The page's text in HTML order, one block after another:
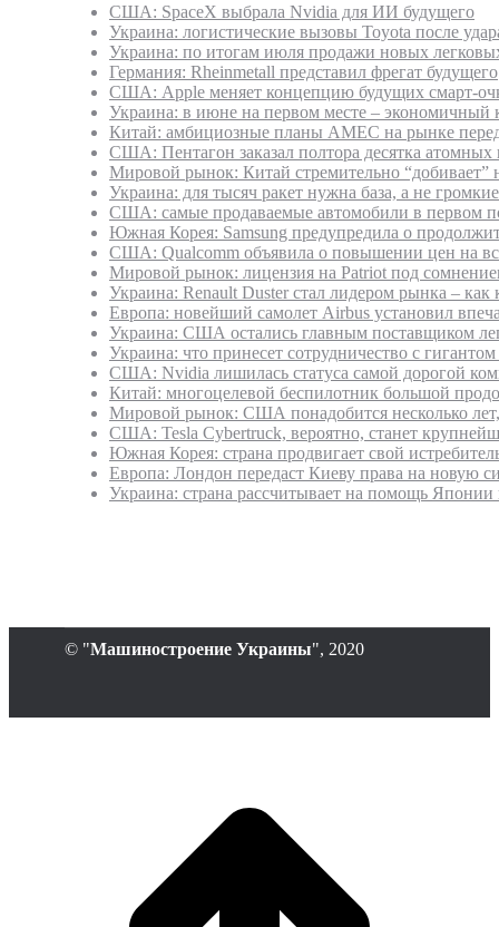
США: SpaceX выбрала Nvidia для ИИ будущего
Украина: логистические вызовы Toyota после
Украина: по итогам июля продажи новых
Германия: Rheinmetall представил фрегат будущего
США: Apple меняет концепцию будущих смарт-
Украина: в июне на первом месте – экономичный
Китай: амбициозные планы AMEC на рынке
США: Пентагон заказал полтора десятка атомных
Мировой рынок: Китай стремительно “добивает”
Украина: для тысяч ракет нужна база, а не
США: самые продаваемые автомобили в первом
Южная Корея: Samsung предупредила о
США: Qualcomm объявила о повышении цен на
Мировой рынок: лицензия на Patriot под
Украина: Renault Duster стал лидером рынка –
Европа: новейший самолет Airbus установил
Украина: США остались главным поставщиком
Украина: что принесет сотрудничество с
США: Nvidia лишилась статуса самой дорогой
Китай: многоцелевой беспилотник большой
Мировой рынок: США понадобится несколько
США: Tesla Cybertruck, вероятно, станет
Южная Корея: страна продвигает свой
Европа: Лондон передаст Киеву права на новую
Украина: страна рассчитывает на помощь Японии
© "Машиностроение Украины", 2020